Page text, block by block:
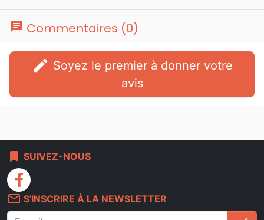
chat Commentaires (0)
edit
avis
bookmark SUIVEZ-NOUS
facebook
mail_outline S'INSCRIRE À LA NEWSLETTER